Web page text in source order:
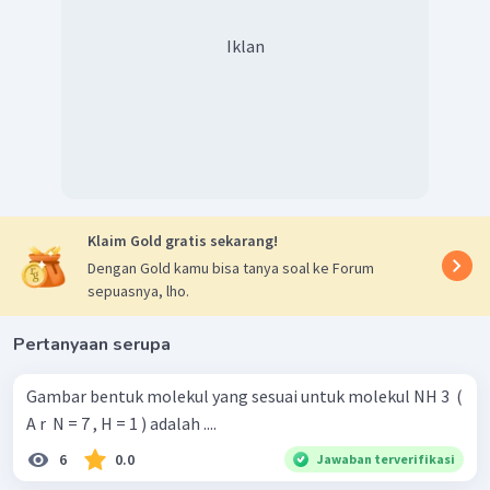
Iklan
Klaim Gold gratis sekarang!
Dengan Gold kamu bisa tanya soal ke Forum
sepuasnya, lho.
Pertanyaan serupa
Gambar bentuk molekul yang sesuai untuk molekul NH 3 ​ (
A r ​ N = 7 , H = 1 ) adalah ....
6 0.0 Jawaban terverifikasi